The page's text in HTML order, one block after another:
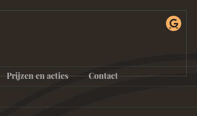
Prijzen en acties Contact